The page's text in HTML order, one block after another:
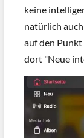
keine
natürlich
auf den
dort "Neue